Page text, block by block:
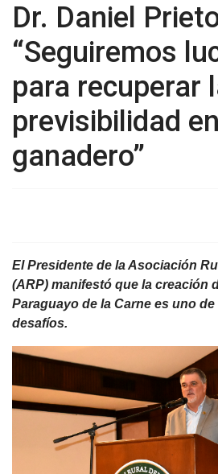
Dr. Daniel
“Seguiremos
para recuperar
previsibilidad
ganadero”
El Presidente de la Asociación
(ARP) manifestó que la creación
Paraguayo de la Carne es uno
desafíos.